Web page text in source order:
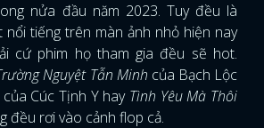
nửa đầu năm 2023. Tuy đều là
nổi tiếng trên màn ảnh nhỏ hiện nay
cứ phim họ tham gia đều sẽ hot.
Nguyệt Tẫn Minh của Bạch Lộc
của Cúc Tịnh Y hay Tình Yêu Mà Thôi
đều rơi vào cảnh flop cả.